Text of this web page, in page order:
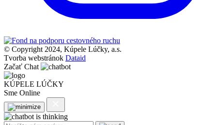
© Copyright 2024, Kúpele Lúčky, a.s.
Tvorba webstránok Dataid
Začať Chat
KÚPELE LÚČKY
Sme Online